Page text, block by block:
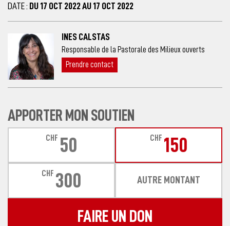
DATE : DU 17 OCT 2022 AU 17 OCT 2022
INES CALSTAS
Responsable de la Pastorale des Milieux ouverts
Prendre contact
APPORTER MON SOUTIEN
CHF 50 CHF 150
CHF 300 AUTRE MONTANT
FAIRE UN DON